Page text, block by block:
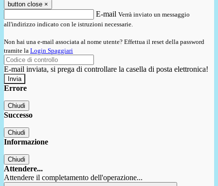
button close ×
E-mail Verrà inviato un messaggio
all'indirizzo indicato con le istruzioni necessarie.
Non hai una e-mail associata al nome utente? Effettua il reset della password
tramite la Login Spaggiari
E-mail inviata, si prega di controllare la casella di posta elettronica!
Errore
Chiudi
Successo
Chiudi
Informazione
Chiudi
Attendere...
Attendere il completamento dell'operazione...